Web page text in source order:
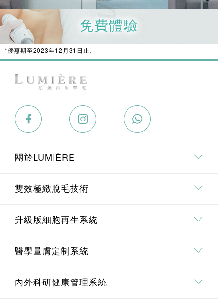
免費體驗
*優惠期至2023年12月31日止。
關於LUMIÈRE
關於我們
專業．專研團隊
療程價值承諾
雙效極緻脫毛技術
雙效極緻脫毛技術介紹
全身脫毛
面部脫毛
升級版細胞再生系統
升級版細胞再生系統介紹
Pico 皮秒去斑療程
醫學量膚定制系統
埋線鼻雕療程
內外科研健康管理系統